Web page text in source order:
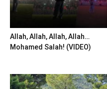
Allah, Allah, Allah, Allah…
Mohamed Salah! (VIDEO)